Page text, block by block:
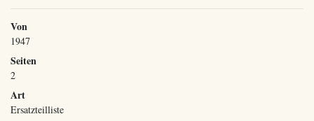
Von
1947
Seiten
2
Art
Ersatzteilliste